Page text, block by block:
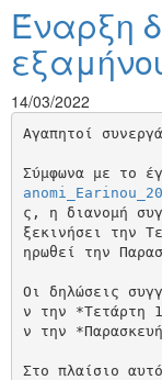
Έναρξη
14/03/2022
Αγαπητοί
Σύμφωνα με το
ς, η διανομή
ξεκινήσει την
ηρωθεί την
Οι δηλώσεις
ν την *Τετάρτη
ν την
Στο πλαίσιο